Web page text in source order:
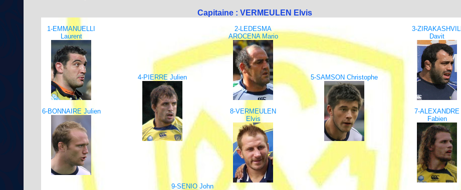
Capitaine : VERMEULEN Elvis
1-EMMANUELLI
Laurent
2-LEDESMA
AROCENA Mario
3-ZIRAKASHVILI
Davit
4-PIERRE Julien 5-SAMSON Christophe
6-BONNAIRE Julien
8-VERMEULEN
Elvis
7-ALEXANDRE
Fabien
9-SENIO John